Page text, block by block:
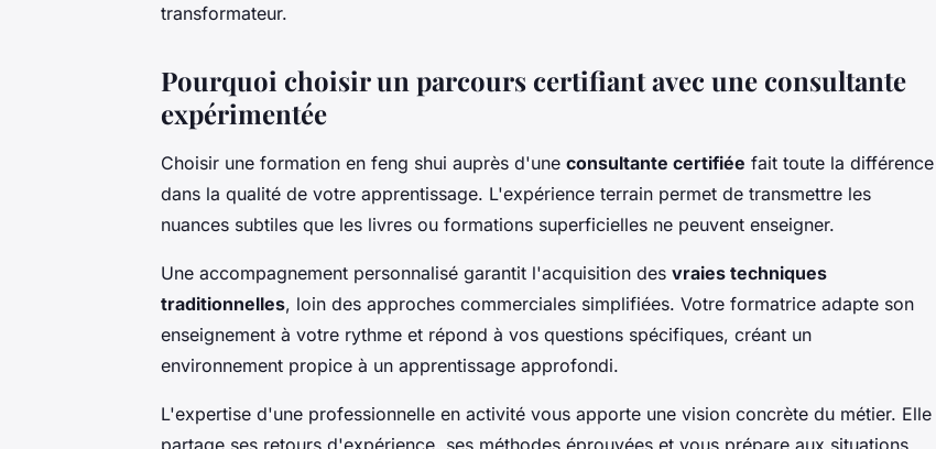
transformateur.
Pourquoi choisir un parcours certifiant avec une consultante
expérimentée
Choisir une formation en feng shui auprès d'une consultante certifiée fait toute la différence
dans la qualité de votre apprentissage. L'expérience terrain permet de transmettre les
nuances subtiles que les livres ou formations superficielles ne peuvent enseigner.
Une accompagnement personnalisé garantit l'acquisition des vraies techniques
traditionnelles, loin des approches commerciales simplifiées. Votre formatrice adapte son
enseignement à votre rythme et répond à vos questions spécifiques, créant un
environnement propice à un apprentissage approfondi.
L'expertise d'une professionnelle en activité vous apporte une vision concrète du métier. Elle
partage ses retours d'expérience, ses méthodes éprouvées et vous prépare aux situations